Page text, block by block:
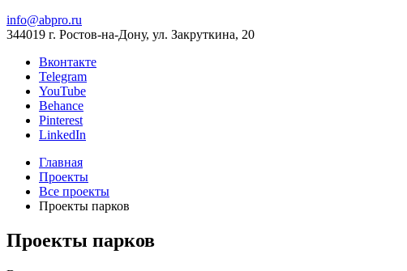
info@abpro.ru
344019 г. Ростов-на-Дону, ул. Закруткина, 20
Вконтакте
Telegram
YouTube
Behance
Pinterest
LinkedIn
Главная
Проекты
Все проекты
Проекты парков
Проекты парков